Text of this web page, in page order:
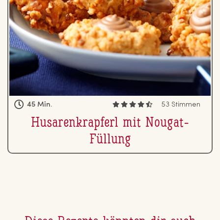
45 Min. 53 Stimmen
Hu­sa­ren­krap­ferl mit Nougat-
Füllung